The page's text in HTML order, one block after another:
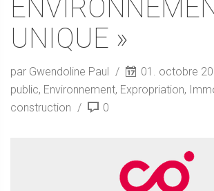
UNIQUE »
par Gwendoline Paul 01. octobre
public, Environnement, Expropriation,
construction
0